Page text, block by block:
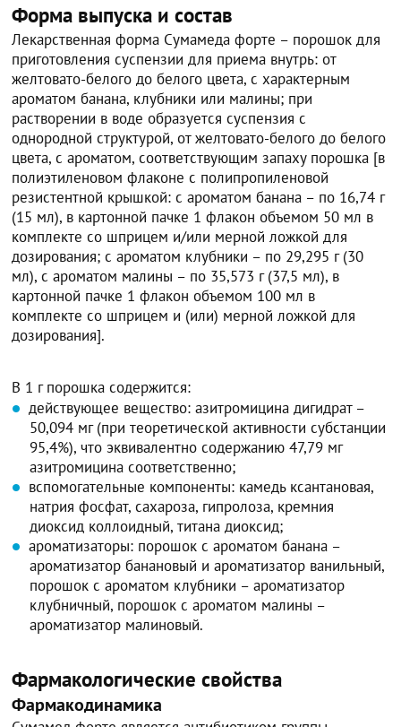
Форма выпуска и состав
Лекарственная форма Сумамеда форте – порошок для
приготовления суспензии для приема внутрь: от
желтовато-белого до белого цвета, с характерным
ароматом банана, клубники или малины; при
растворении в воде образуется суспензия с
однородной структурой, от желтовато-белого до белого
цвета, с ароматом, соответствующим запаху порошка [в
полиэтиленовом флаконе с полипропиленовой
резистентной крышкой: с ароматом банана – по 16,74 г
(15 мл), в картонной пачке 1 флакон объемом 50 мл в
комплекте со шприцем и/или мерной ложкой для
дозирования; с ароматом клубники – по 29,295 г (30
мл), с ароматом малины – по 35,573 г (37,5 мл), в
картонной пачке 1 флакон объемом 100 мл в
комплекте со шприцем и (или) мерной ложкой для
дозирования].
В 1 г порошка содержится:
действующее вещество: азитромицина дигидрат –
50,094 мг (при теоретической активности субстанции
95,4%), что эквивалентно содержанию 47,79 мг
азитромицина соответственно;
вспомогательные компоненты: камедь ксантановая,
натрия фосфат, сахароза, гипролоза, кремния
диоксид коллоидный, титана диоксид;
ароматизаторы: порошок с ароматом банана –
ароматизатор банановый и ароматизатор ванильный,
порошок с ароматом клубники – ароматизатор
клубничный, порошок с ароматом малины –
ароматизатор малиновый.
Фармакологические свойства
Фармакодинамика